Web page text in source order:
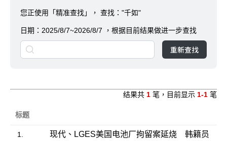
您正使用「精准查找」， 查找："千如"
日期： 2025/8/7~2026/8/7 ，根据目前结果做进一步查找
重新查找
结果共 1 笔，目前显示 1-1 笔
标题
1.
现代、LGES美国电池厂拘留案延烧 韩籍员